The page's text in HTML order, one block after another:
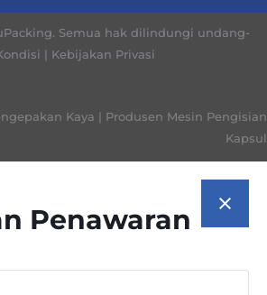
Semua hak dilindungi undang-
| Kebijakan Privasi
Kaya | Produsen Mesin Pengisian
Kapsul
Penawaran